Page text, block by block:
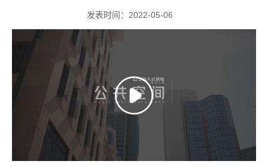
发表时间：2022-05-06